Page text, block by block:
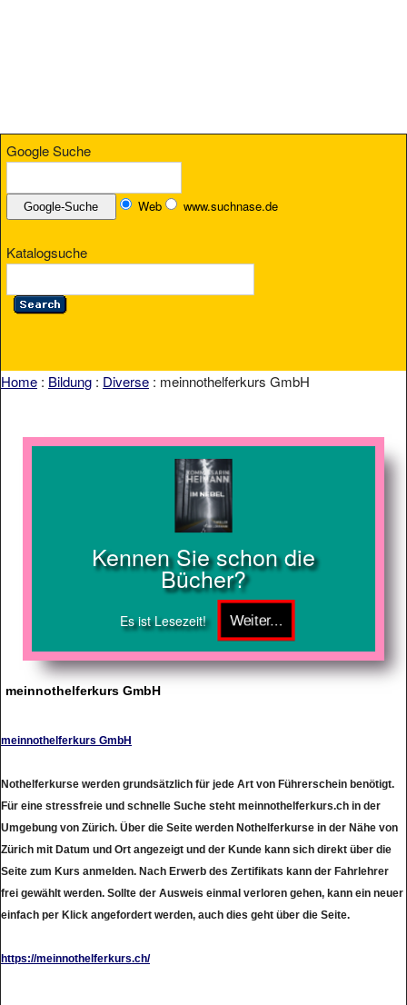
Google Suche
Web www.suchnase.de
Katalogsuche
Home : Bildung : Diverse : meinnothelferkurs GmbH
Kennen Sie schon die
Bücher?
Es ist Lesezeit!
meinnothelferkurs GmbH
meinnothelferkurs GmbH
Nothelferkurse werden grundsätzlich für jede Art von Führerschein benötigt.
Für eine stressfreie und schnelle Suche steht meinnothelferkurs.ch in der
Umgebung von Zürich. Über die Seite werden Nothelferkurse in der Nähe von
Zürich mit Datum und Ort angezeigt und der Kunde kann sich direkt über die
Seite zum Kurs anmelden. Nach Erwerb des Zertifikats kann der Fahrlehrer
frei gewählt werden. Sollte der Ausweis einmal verloren gehen, kann ein neuer
einfach per Klick angefordert werden, auch dies geht über die Seite.
https://meinnothelferkurs.ch/